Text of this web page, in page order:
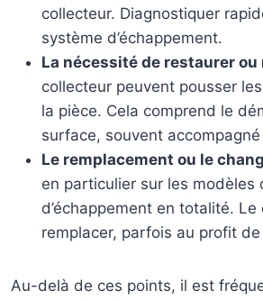
collecteur. Diagnostiquer
système d’échappement.
La nécessité de restaurer ou
collecteur peuvent pousser
la pièce. Cela comprend le
surface, souvent
Le remplacement ou le
en particulier sur les modèles
d’échappement en totalité.
remplacer, parfois au profit
Au-delà de ces points, il est